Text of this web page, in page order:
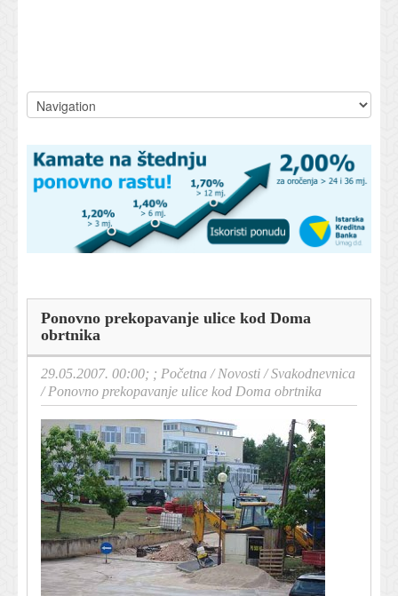
Ponovno prekopavanje ulice kod Doma
obrtnika
29.05.2007. 00:00; ; Početna /Novosti /Svakodnevnica
/Ponovno prekopavanje ulice kod Doma obrtnika